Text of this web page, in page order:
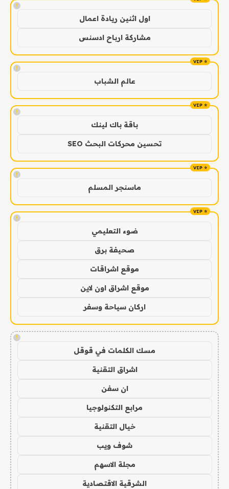
!
اول اثنين ريادة اعمال
مشاركة ارباح ادسنس
!
عالم الشباب
!
باقة باك لينك
تحسين محركات البحث SEO
!
ماسنجر المسلم
!
ضوء التعليمي
صحيفة برق
موقع اشراقات
موقع اشراق اون لاين
اركان سياحة وسفر
!
مسك الكلمات في قوقل
اشراق التقنية
ان سفن
مرابع التكنولوجيا
خيال التقنية
شوف ويب
مجلة الاسهم
الشرقية الاقتصادية